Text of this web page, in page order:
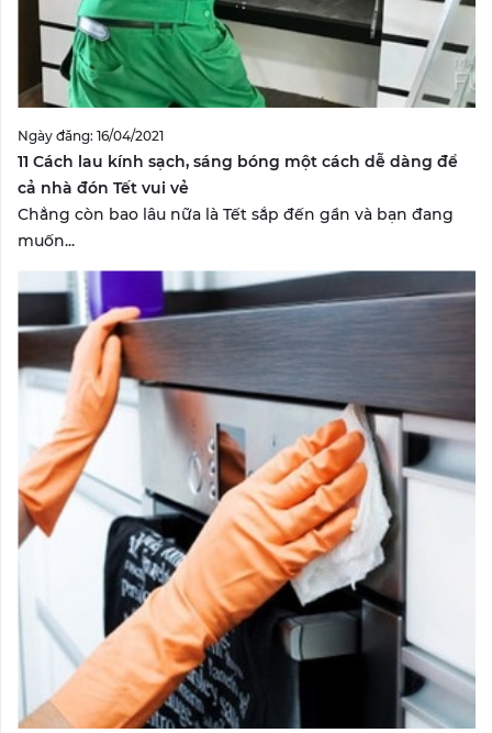
Ngày đăng: 16/04/2021
11 Cách lau kính sạch, sáng bóng một cách dễ dàng để
cả nhà đón Tết vui vẻ
Chẳng còn bao lâu nữa là Tết sắp đến gần và bạn đang
muốn...